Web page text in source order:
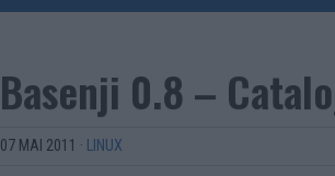
Basenji 0.8 –
07 MAI 2011 · LINUX